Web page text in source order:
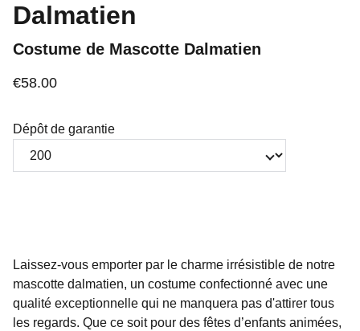
Dalmatien
Costume de Mascotte Dalmatien
€58.00
Dépôt de garantie
Laissez-vous emporter par le charme irrésistible de notre
mascotte dalmatien, un costume confectionné avec une
qualité exceptionnelle qui ne manquera pas d'attirer tous
les regards. Que ce soit pour des fêtes d’enfants animées,